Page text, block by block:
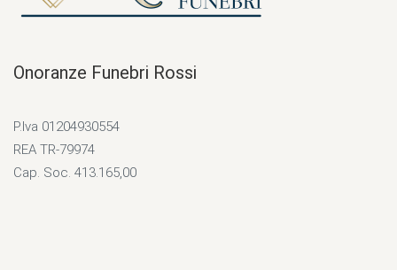
Onoranze Funebri Rossi
P.Iva 01204930554
REA TR-79974
Cap. Soc. 413.165,00